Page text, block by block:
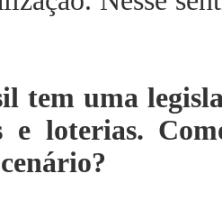
tem uma
e loterias.